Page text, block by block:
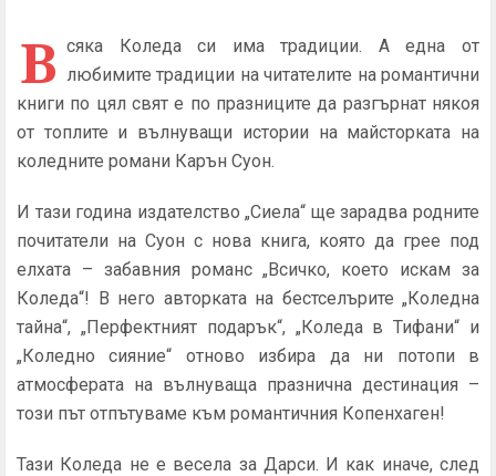
В сяка Коледа си има традиции. А една от
любимите традиции на читателите на романтични
книги по цял свят е по празниците да разгърнат някоя
от топлите и вълнуващи истории на майсторката на
коледните романи Карън Суон.
И тази година издателство „Сиела“ ще зарадва родните
почитатели на Суон с нова книга, която да грее под
елхата – забавния романс „Всичко, което искам за
Коледа“! В него авторката на бестселърите „Коледна
тайна“, „Перфектният подарък“, „Коледа в Тифани“ и
„Коледно сияние“ отново избира да ни потопи в
атмосферата на вълнуваща празнична дестинация –
този път отпътуваме към романтичния Копенхаген!
Тази Коледа не е весела за Дарси. И как иначе, след